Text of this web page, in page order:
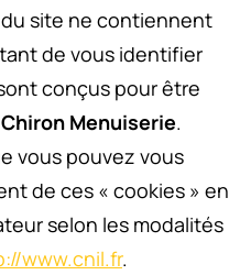
site ne contiennent
de vous identifier
conçus pour être
Chiron Menuiserie.
vous pouvez vous
de ces « cookies » en
selon les modalités
www.cnil.fr.